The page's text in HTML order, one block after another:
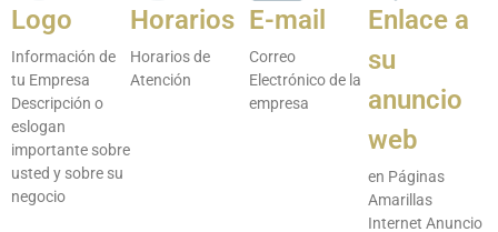
Logo
Información de
tu Empresa
Descripción o
eslogan
importante sobre
usted y sobre su
negocio
Horarios
Horarios de
Atención
E-mail
Correo
Electrónico de la
empresa
Enlace a
su
anuncio
web
en Páginas
Amarillas
Internet Anuncio